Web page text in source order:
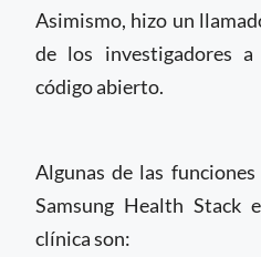
Asimismo, hizo un
de los investigadores
código abierto.
Algunas de las
Samsung Health Stack
clínica son: